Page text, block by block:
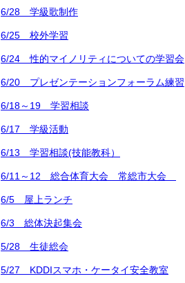
6/28 学級歌制作
6/25 校外学習
6/24 性的マイノリティについての学習会
6/20 プレゼンテーションフォーラム練習
6/18～19 学習相談
6/17 学級活動
6/13 学習相談(技能教科）
6/11～12 総合体育大会 常総市大会
6/5 屋上ランチ
6/3 総体決起集会
5/28 生徒総会
5/27 KDDIスマホ・ケータイ安全教室